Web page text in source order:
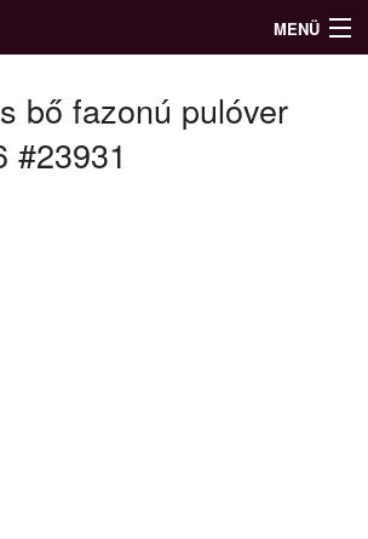
MENÜ
bő fazonú pulóver
#23931